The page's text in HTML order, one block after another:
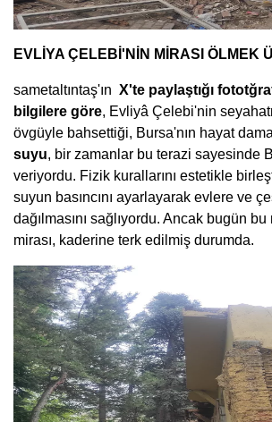
EVLİYA ÇELEBİ'NİN MİRASI ÖLMEK
sametaltıntaş'ın X'te paylaştığı
bilgilere göre, Evliyâ Çelebi'nin
övgüyle bahsettiği, Bursa'nın hayat
suyu, bir zamanlar bu terazi sayesinde
veriyordu. Fizik kurallarını estetikle
suyun basıncını ayarlayarak evlere ve
dağılmasını sağlıyordu. Ancak bugün
mirası, kaderine terk edilmiş durumda.